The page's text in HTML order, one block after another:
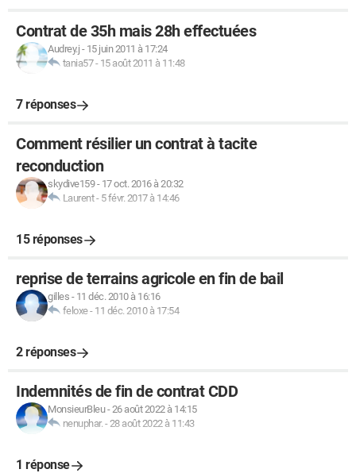
Contrat de 35h mais 28h effectuées
Audrey.j - 15 juin 2011 à 17:24
tania57- 15 août 2011 à 11:48
7 réponses
Comment résilier un contrat à tacite
reconduction
skydive159- 17 oct. 2016 à 20:32
Laurent- 5 févr. 2017 à 14:46
15 réponses
reprise de terrains agricole en fin de bail
gilles - 11 déc. 2010 à 16:16
feloxe- 11 déc. 2010 à 17:54
2 réponses
Indemnités de fin de contrat CDD
MonsieurBleu-26 août 2022 à 14:15
nenuphar. -28 août 2022 à 11:43
1 réponse